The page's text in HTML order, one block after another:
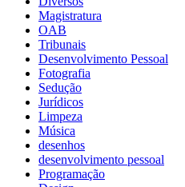
Magistratura
OAB
Tribunais
Desenvolvimento Pessoal
Fotografia
Sedução
Jurídicos
Limpeza
Música
desenhos
desenvolvimento pessoal
Programação